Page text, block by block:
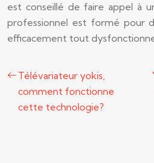
est conseillé de faire appel à
professionnel est formé pour
efficacement tout
Télévariateur yokis,
comment fonctionne
cette technologie?